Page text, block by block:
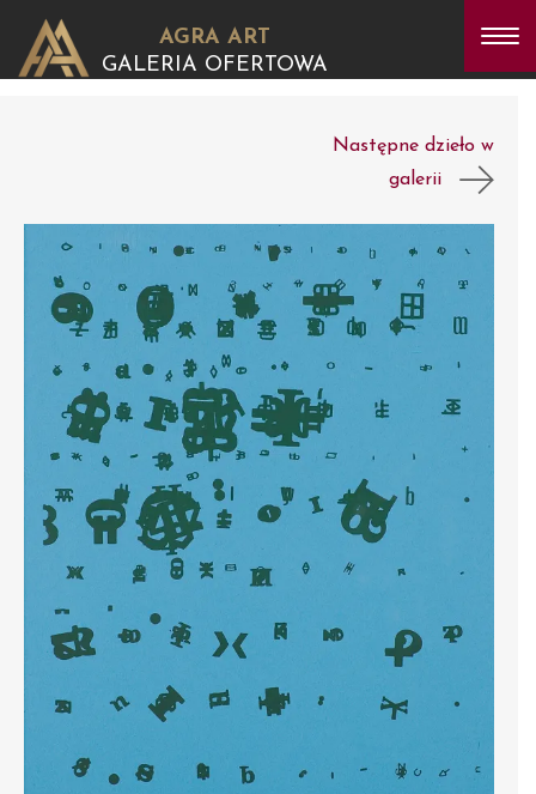
AGRA ART
GALERIA OFERTOWA
Następne dzieło w
galerii